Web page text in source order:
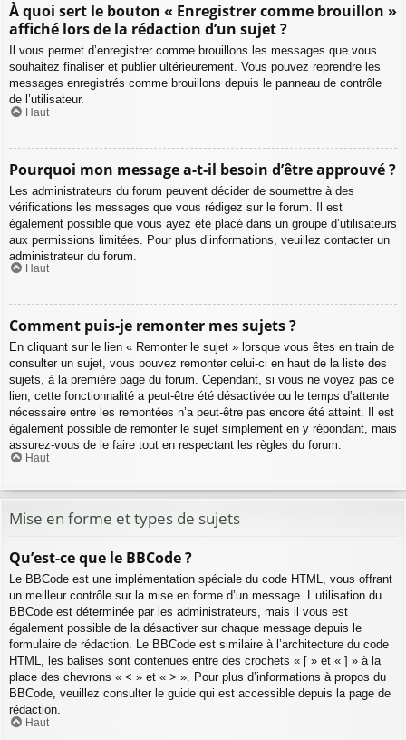
À quoi sert le bouton « Enregistrer comme brouillon »
affiché lors de la rédaction d’un sujet ?
Il vous permet d’enregistrer comme brouillons les messages que vous
souhaitez finaliser et publier ultérieurement. Vous pouvez reprendre les
messages enregistrés comme brouillons depuis le panneau de contrôle
de l’utilisateur.
Haut
Pourquoi mon message a-t-il besoin d’être approuvé ?
Les administrateurs du forum peuvent décider de soumettre à des
vérifications les messages que vous rédigez sur le forum. Il est
également possible que vous ayez été placé dans un groupe d’utilisateurs
aux permissions limitées. Pour plus d’informations, veuillez contacter un
administrateur du forum.
Haut
Comment puis-je remonter mes sujets ?
En cliquant sur le lien « Remonter le sujet » lorsque vous êtes en train de
consulter un sujet, vous pouvez remonter celui-ci en haut de la liste des
sujets, à la première page du forum. Cependant, si vous ne voyez pas ce
lien, cette fonctionnalité a peut-être été désactivée ou le temps d’attente
nécessaire entre les remontées n’a peut-être pas encore été atteint. Il est
également possible de remonter le sujet simplement en y répondant, mais
assurez-vous de le faire tout en respectant les règles du forum.
Haut
Mise en forme et types de sujets
Qu’est-ce que le BBCode ?
Le BBCode est une implémentation spéciale du code HTML, vous offrant
un meilleur contrôle sur la mise en forme d’un message. L’utilisation du
BBCode est déterminée par les administrateurs, mais il vous est
également possible de la désactiver sur chaque message depuis le
formulaire de rédaction. Le BBCode est similaire à l’architecture du code
HTML, les balises sont contenues entre des crochets « [ » et « ] » à la
place des chevrons « < » et « > ». Pour plus d’informations à propos du
BBCode, veuillez consulter le guide qui est accessible depuis la page de
rédaction.
Haut